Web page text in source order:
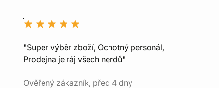
"Super výběr zboží, Ochotný personál,
Prodejna je ráj všech nerdů"
Ověřený zákazník, před 4 dny